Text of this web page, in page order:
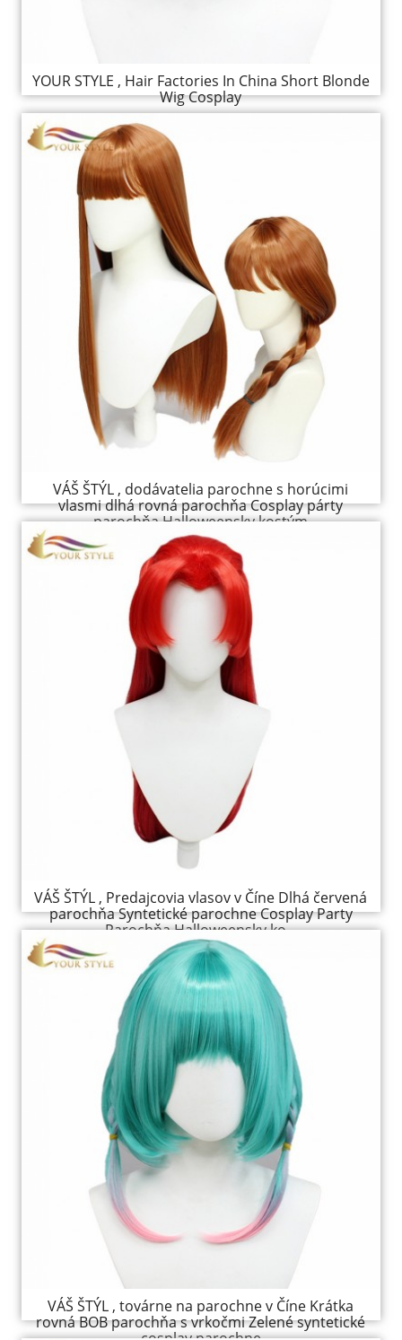
YOUR STYLE , Hair Factories In China Short Blonde
Wig Cosplay
VÁŠ ŠTÝL , dodávatelia parochne s horúcimi
vlasmi dlhá rovná parochňa Cosplay párty
parochňa Halloweensky kostým
VÁŠ ŠTÝL , Predajcovia vlasov v Číne Dlhá červená
parochňa Syntetické parochne Cosplay Party
Parochňa Halloweensky ko...
VÁŠ ŠTÝL , továrne na parochne v Číne Krátka
rovná BOB parochňa s vrkočmi Zelené syntetické